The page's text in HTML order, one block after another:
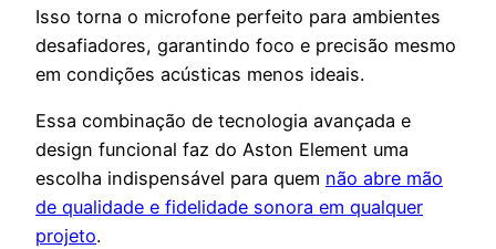
Isso torna o microfone perfeito para ambientes
desafiadores, garantindo foco e precisão mesmo
em condições acústicas menos ideais.
Essa combinação de tecnologia avançada e
design funcional faz do Aston Element uma
escolha indispensável para quem não abre mão
de qualidade e fidelidade sonora em qualquer
projeto.